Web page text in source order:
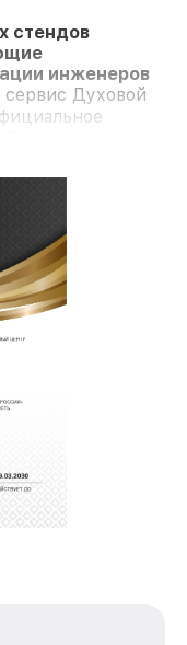
стендов
инженеров
Духовой